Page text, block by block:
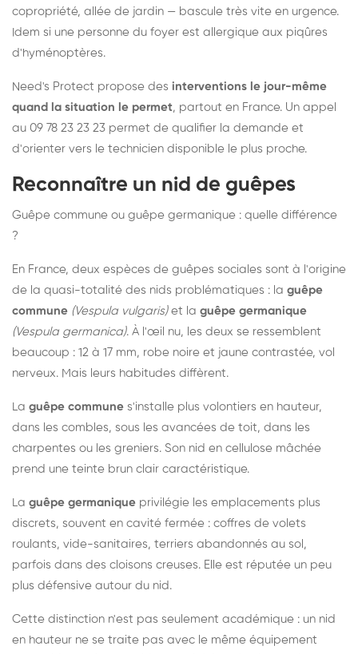
copropriété, allée de jardin — bascule très vite en urgence.
Idem si une personne du foyer est allergique aux piqûres
d'hyménoptères.
Need's Protect propose des interventions le jour-même
quand la situation le permet, partout en France. Un appel
au 09 78 23 23 23 permet de qualifier la demande et
d'orienter vers le technicien disponible le plus proche.
Reconnaître un nid de guêpes
Guêpe commune ou guêpe germanique : quelle différence
?
En France, deux espèces de guêpes sociales sont à l'origine
de la quasi-totalité des nids problématiques : la guêpe
commune (Vespula vulgaris)et la guêpe germanique
(Vespula germanica). À l'œil nu, les deux se ressemblent
beaucoup : 12 à 17 mm, robe noire et jaune contrastée, vol
nerveux. Mais leurs habitudes diffèrent.
La guêpe commune s'installe plus volontiers en hauteur,
dans les combles, sous les avancées de toit, dans les
charpentes ou les greniers. Son nid en cellulose mâchée
prend une teinte brun clair caractéristique.
La guêpe germanique privilégie les emplacements plus
discrets, souvent en cavité fermée : coffres de volets
roulants, vide-sanitaires, terriers abandonnés au sol,
parfois dans des cloisons creuses. Elle est réputée un peu
plus défensive autour du nid.
Cette distinction n'est pas seulement académique : un nid
en hauteur ne se traite pas avec le même équipement